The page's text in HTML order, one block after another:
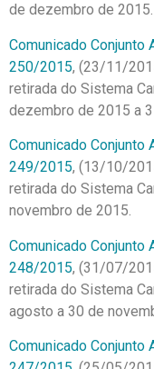
de dezembro de 2015.
Comunicado Conjunto
250/2015, (23/11/
retirada do Sistema
dezembro de 2015 a
Comunicado Conjunto
249/2015, (13/10/
retirada do Sistema
novembro de 2015.
Comunicado Conjunto
248/2015, (31/07/
retirada do Sistema
agosto a 30 de
Comunicado Conjunto